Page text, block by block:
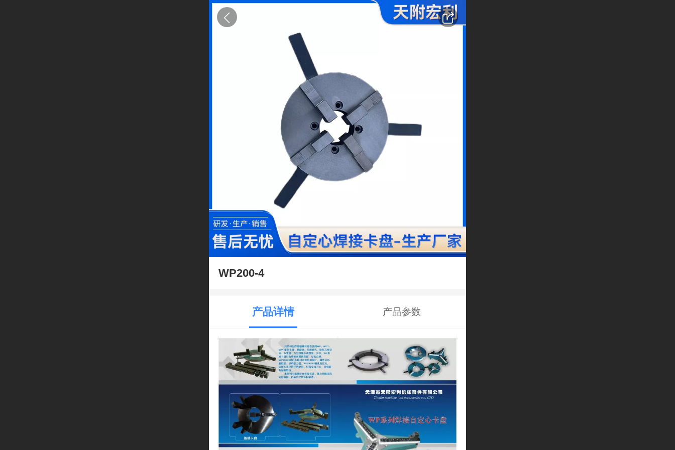
WP200-4
产品详情 产品参数